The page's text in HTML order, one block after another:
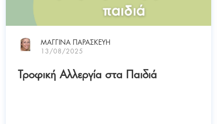
ΜΑΓΓΙΝΑ ΠΑΡΑΣΚΕΥΗ
13/08/2025
Τροφική Αλλεργία στα Παιδιά